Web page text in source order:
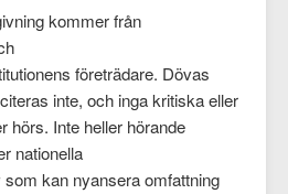
kommer från
företrädare. Dövas
inte, och inga kritiska eller
hörs. Inte heller hörande
nationella
kan nyansera omfattning